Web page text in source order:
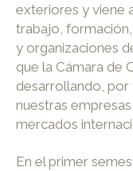
exteriores y viene
trabajo,
y organizaciones
que la Cámara de
desarrollando, por
nuestras
mercados
En el primer